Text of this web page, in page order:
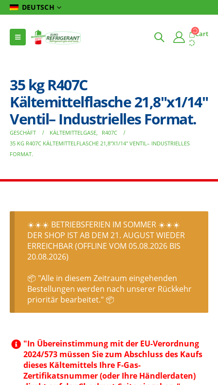
DEUTSCH
Cart
35 kg R407C
Kältemittelflasche 21,8″x1/14″
Ventil– Industrielles Format.
GESCHÄFT KÄLTEMITTELGASE,
R407C
35 KG R407C KÄLTEMITTELFLASCHE 21,8″X1/14″ VENTIL– INDUSTRIELLES
FORMAT.
☀️☀️☀️ BETRIEBSFERIEN IM SOMMER ☀️☀️☀️
DER SHOP IST AB DEM 21. AUGUST WIEDER
ERREICHBAR (OFFLINE VOM 05.08.2026 BIS
20.08.2026)
📦 "Alle in diesem Zeitraum eingehenden
Bestellungen werden nach unserer Rückkehr
prioritär bearbeitet." 📦
"In Übereinstimmung mit der EU-Verordnung
2024/573 müssen Sie zum Abschluss des Kaufs
dieses Kältemittels Ihre F-Gas-
Zertifikatsnummer (oder Ihre Händlerdaten)